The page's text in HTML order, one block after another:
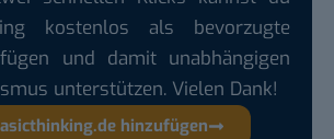
kostenlos als bevorzugte
und damit unabhängigen
unterstützen. Vielen Dank!
hinzufügen